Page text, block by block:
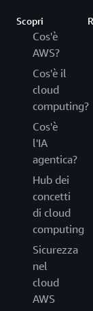
Scopri
Cos'è
AWS?
Cos'è il
cloud
computing?
Cos'è
l'IA
agentica?
Hub dei
concetti
di cloud
computing
Sicurezza
nel
cloud
AWS